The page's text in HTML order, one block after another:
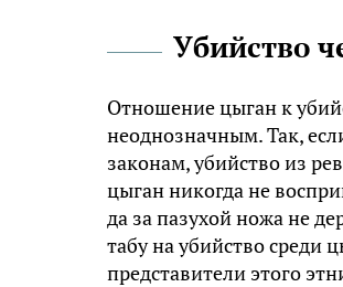
Убийство
Отношение цыган к
неоднозначным. Так,
законам, убийство из
цыган никогда не
да за пазухой ножа не
табу на убийство среди
представители этого